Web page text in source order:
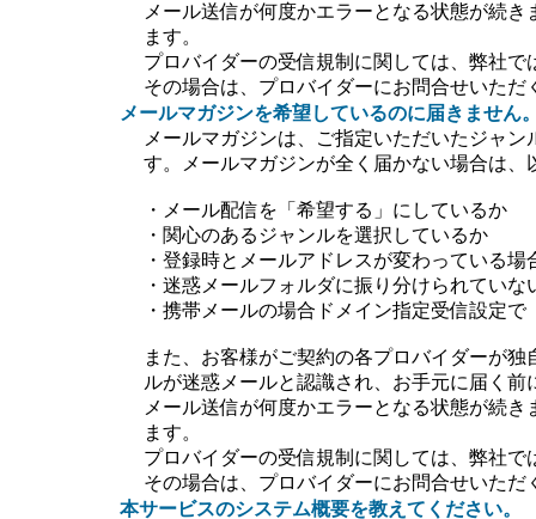
メール送信が何度かエラーとなる状態が続
ます。
プロバイダーの受信規制に関しては、弊社で
その場合は、プロバイダーにお問合せいた
メールマガジンを希望しているのに届きません
メールマガジンは、ご指定いただいたジャ
す。メールマガジンが全く届かない場合は、
・メール配信を「希望する」にしているか
・関心のあるジャンルを選択しているか
・登録時とメールアドレスが変わっている
・迷惑メールフォルダに振り分けられていな
・携帯メールの場合ドメイン指定受信設定
また、お客様がご契約の各プロバイダーが
ルが迷惑メールと認識され、お手元に届く
メール送信が何度かエラーとなる状態が続
ます。
プロバイダーの受信規制に関しては、弊社で
その場合は、プロバイダーにお問合せいた
本サービスのシステム概要を教えてください。